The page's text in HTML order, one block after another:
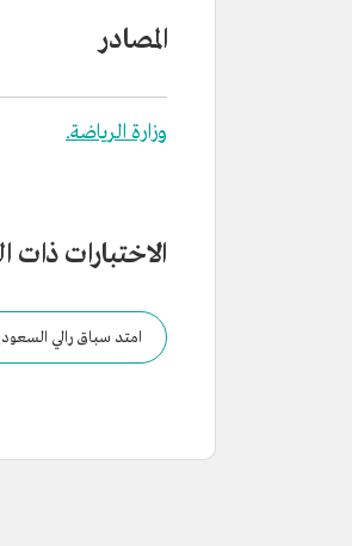
المصادر
وزارة الرياضة.
الاختبارات ذات
امتد سباق رالي السعودية 2025 إلى مسافة